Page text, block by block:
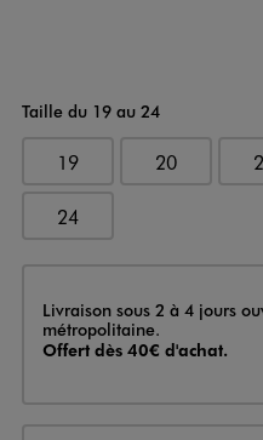
Taille du 19 au 24
19 20
24
Livraison
Livraison sous 2 à 4 jours
métropolitaine.
Offert dès 40€ d'achat.